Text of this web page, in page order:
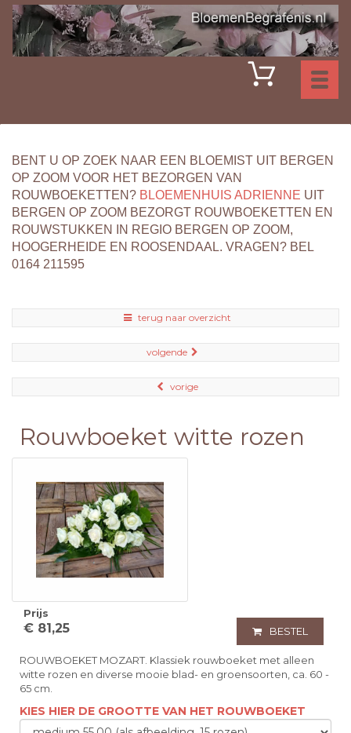
BENT U OP ZOEK NAAR EEN BLOEMIST UIT BERGEN
OP ZOOM VOOR HET BEZORGEN VAN
ROUWBOEKETTEN? BLOEMENHUIS ADRIENNE UIT
BERGEN OP ZOOM BEZORGT ROUWBOEKETTEN EN
ROUWSTUKKEN IN REGIO BERGEN OP ZOOM,
HOOGERHEIDE EN ROOSENDAAL. VRAGEN? BEL
0164 211595
terug naar overzicht
volgende
vorige
Rouwboeket witte rozen
Prijs
€ 81,25 BESTEL
ROUWBOEKET MOZART. Klassiek rouwboeket met alleen
witte rozen en diverse mooie blad- en groensoorten, ca. 60 -
65 cm.
KIES HIER DE GROOTTE VAN HET ROUWBOEKET